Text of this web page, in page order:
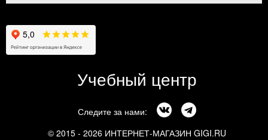
Учебный центр
Следите за нами:
© 2015 - 2026 ИНТЕРНЕТ-МАГАЗИН GIGI.RU